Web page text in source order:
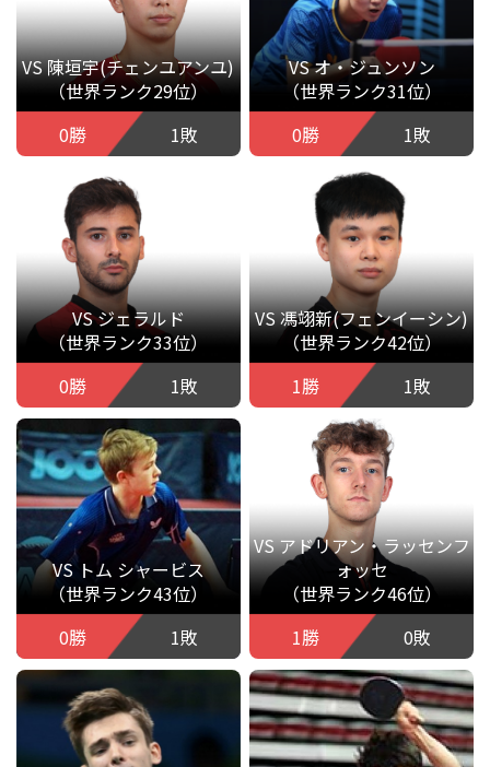
VS 陳垣宇(チェンユアンユ)
（世界ランク29位）
0勝
1敗
VS オ・ジュンソン
（世界ランク31位）
0勝
1敗
VS ジェラルド
（世界ランク33位）
0勝
1敗
VS 馮翊新(フェンイーシン)
（世界ランク42位）
1勝
1敗
VS トム シャービス
（世界ランク43位）
0勝
1敗
VS アドリアン・ラッセンフ
ォッセ
（世界ランク46位）
1勝
0敗